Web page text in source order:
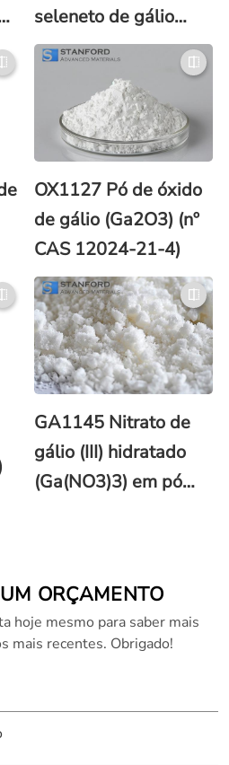
seleneto de gálio
(Ga2Se3)
OX1127 Pó de óxido
de gálio (Ga2O3) (nº
CAS 12024-21-4)
GA1145 Nitrato de
gálio (III) hidratado
(Ga(NO3)3) em pó
ORÇAMENTO
hoje mesmo para saber mais
mais recentes. Obrigado!